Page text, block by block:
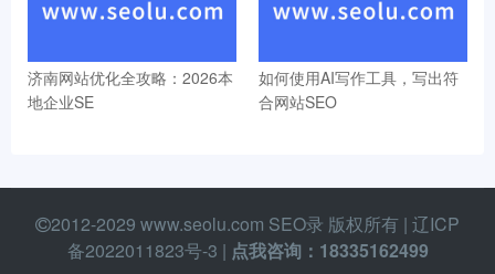
济南网站优化全攻略：2026本
地企业SE
如何使用AI写作工具，写出符
合网站SEO
2012-2029 www.seolu.com SEO录 版权所有 | 辽ICP
备2022011823号-3 | 点我咨询：18335162499